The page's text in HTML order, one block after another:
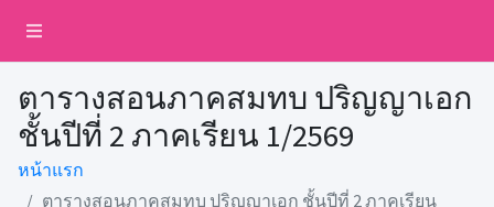
ตารางสอนภาคสมทบ ปริญญาเอก
ชั้นปีที่ 2 ภาคเรียน 1/2569
หน้าแรก
ตารางสอนภาคสมทบ ปริญญาเอก ชั้นปีที่ 2 ภาคเรียน